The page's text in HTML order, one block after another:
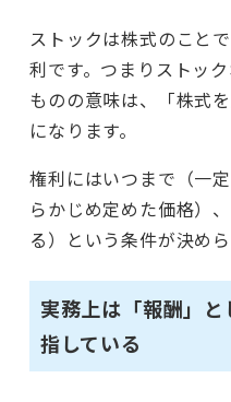
ストックは株式のこと
利です。つまりストッ
ものの意味は、「株式
になります。
権利にはいつまで（一
らかじめ定めた価格）
る）という条件が決めら
実務上は「報酬」
指している